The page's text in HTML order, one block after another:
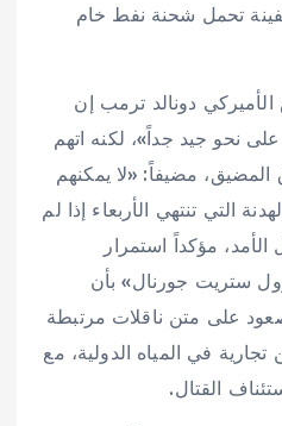
تحمل شحنة نفط خام
دونالد ترمب إن
نحو جيد جداً»، لكنه اتهم
المضيق، مضيفاً: «لا يمكنهم
التي تنتهي الأربعاء إذا لم
مؤكداً استمرار
ستريت جورنال» بأن
على متن ناقلات مرتبطة
تجارية في المياه الدولية، مع
القتال.